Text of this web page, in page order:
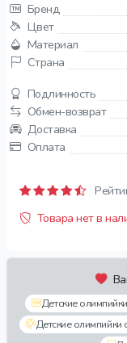
Бренд
Цвет
Материал
Страна
Подлинность
Обмен-возврат
Доставка
Оплата
Товара нет в
Детские
Детские олимпийки